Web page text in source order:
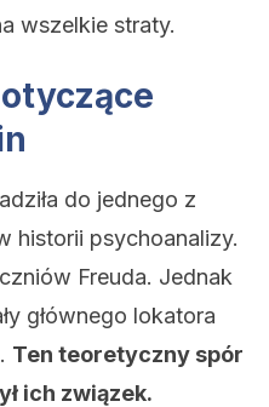
wszelkie straty.
do jednego z
historii psychoanalizy.
Freuda. Jednak
głównego lokatora
Ten teoretyczny spór
ich związek.